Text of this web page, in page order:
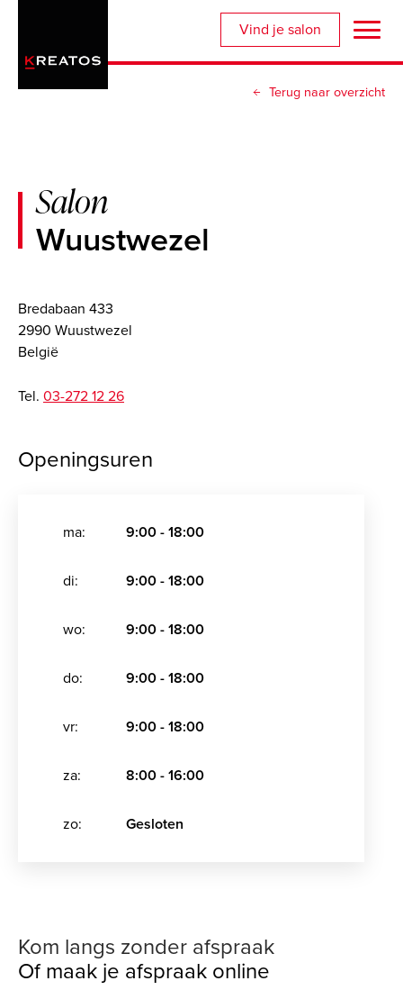
naar
inhoud
Vind je salon
Terug naar overzicht
Salon
Wuustwezel
Bredabaan 433
2990 Wuustwezel
België
Tel. 03-272 12 26
Openingsuren
ma: 9:00 - 18:00
di: 9:00 - 18:00
wo: 9:00 - 18:00
do: 9:00 - 18:00
vr: 9:00 - 18:00
za: 8:00 - 16:00
zo: Gesloten
Kom langs zonder afspraak
Of maak je afspraak online